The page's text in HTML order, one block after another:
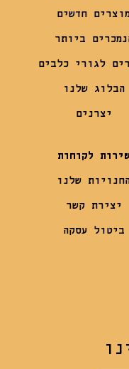
חדשים
ביותר
לגורי כלבים
הבלוג שלנו
יצרנים
שירות לקוחות
שלנו
יצירת קשר
ביטול עסקה